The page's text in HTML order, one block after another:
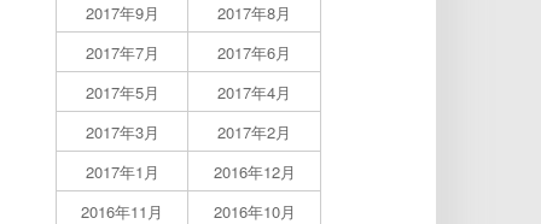
2017年9月
2017年8月
2017年7月
2017年6月
2017年5月
2017年4月
2017年3月
2017年2月
2017年1月
2016年12月
2016年11月
2016年10月